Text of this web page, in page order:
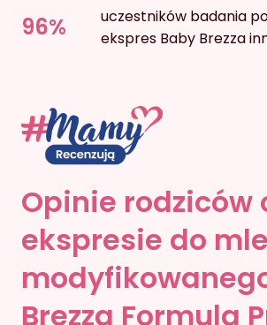
96%
uczestników badania
ekspres Baby Brezza
Opinie rodziców
ekspresie do
Brezza Formula